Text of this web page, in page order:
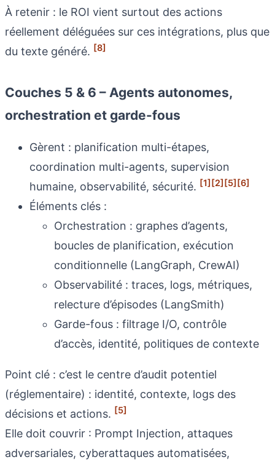
À retenir : le ROI vient surtout des actions
réellement déléguées sur ces intégrations, plus que
du texte généré. [8]
Couches 5 & 6 – Agents autonomes,
orchestration et garde-fous
Gèrent : planification multi-étapes,
coordination multi-agents, supervision
humaine, observabilité, sécurité. [1][2][5][6]
Éléments clés :
Orchestration : graphes d’agents,
boucles de planification, exécution
conditionnelle (LangGraph, CrewAI)
Observabilité : traces, logs, métriques,
relecture d’épisodes (LangSmith)
Garde-fous : filtrage I/O, contrôle
d’accès, identité, politiques de contexte
Point clé : c’est le centre d’audit potentiel
(réglementaire) : identité, contexte, logs des
décisions et actions. [5]
Elle doit couvrir : Prompt Injection, attaques
adversariales, cyberattaques automatisées,